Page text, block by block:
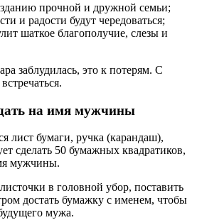
прочной и дружной семьи;
и радости будут чередоваться;
шаткое благополучие, слезы и
заблудилась, это к потерям. С
на имя мужчины
лист бумаги, ручка (карандаш),
сделать 50 бумажных квадратиков,
мужчины.
в головной убор, поставить
достать бумажку с именем, чтобы
мужа.